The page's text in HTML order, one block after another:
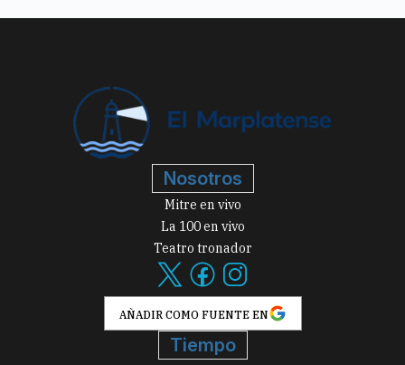
Nosotros
Mitre en vivo
La 100 en vivo
Teatro tronador
AÑADIR COMO FUENTE EN
Tiempo